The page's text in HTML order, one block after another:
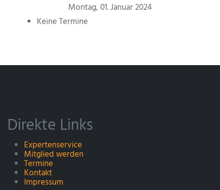
Montag, 01. Januar 2024
Keine Termine
Direkte Links
Expertenservice
Mitglied werden
Termine
Kontakt
Impressum